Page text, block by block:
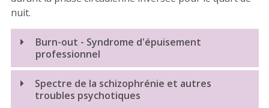
nuit.
Burn-out - Syndrome d'épuisement
professionnel
Spectre de la schizophrénie et autres
troubles psychotiques